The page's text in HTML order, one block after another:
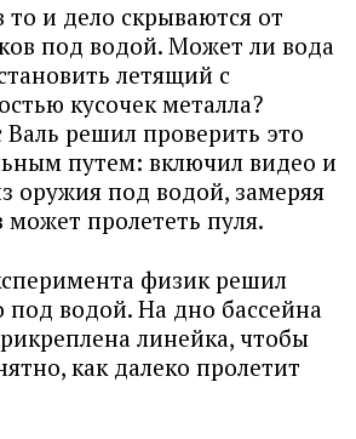
то и дело скрываются от
под водой. Может ли вода
летящий с
кусочек металла?
решил проверить это
путем: включил видео и
оружия под водой, замеряя
может пролететь пуля.
физик решил
под водой. На дно бассейна
линейка, чтобы
как далеко пролетит